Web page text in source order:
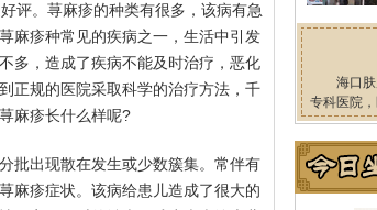
评。荨麻疹的种类有很多，该病有急
麻疹种常见的疾病之一，生活中引发
多，造成了疾病不能及时治疗，恶化
正规的医院采取科学的治疗方法，千
麻疹长什么样呢?
批出现散在发生或少数簇集。常伴有
麻疹症状。该病给患儿造成了很大的
海口
专科医院